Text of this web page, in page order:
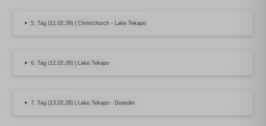
▸ 5. Tag (11.02.26) | Christchurch - Lake Tekapo
▸ 6. Tag (12.02.26) | Lake Tekapo
▸ 7. Tag (13.02.26) | Lake Tekapo - Dunedin